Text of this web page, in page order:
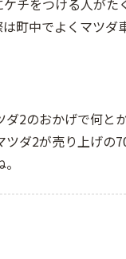
町中でよくマツダ
ダ2のおかげで何と
ツダ2が売り上げの